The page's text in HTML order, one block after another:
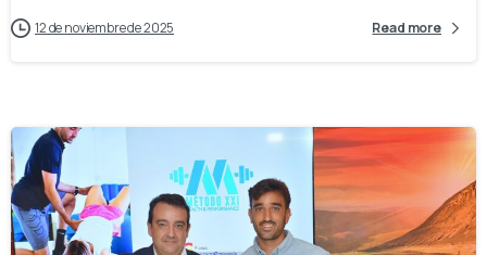
12 de noviembre de 2025 Read more